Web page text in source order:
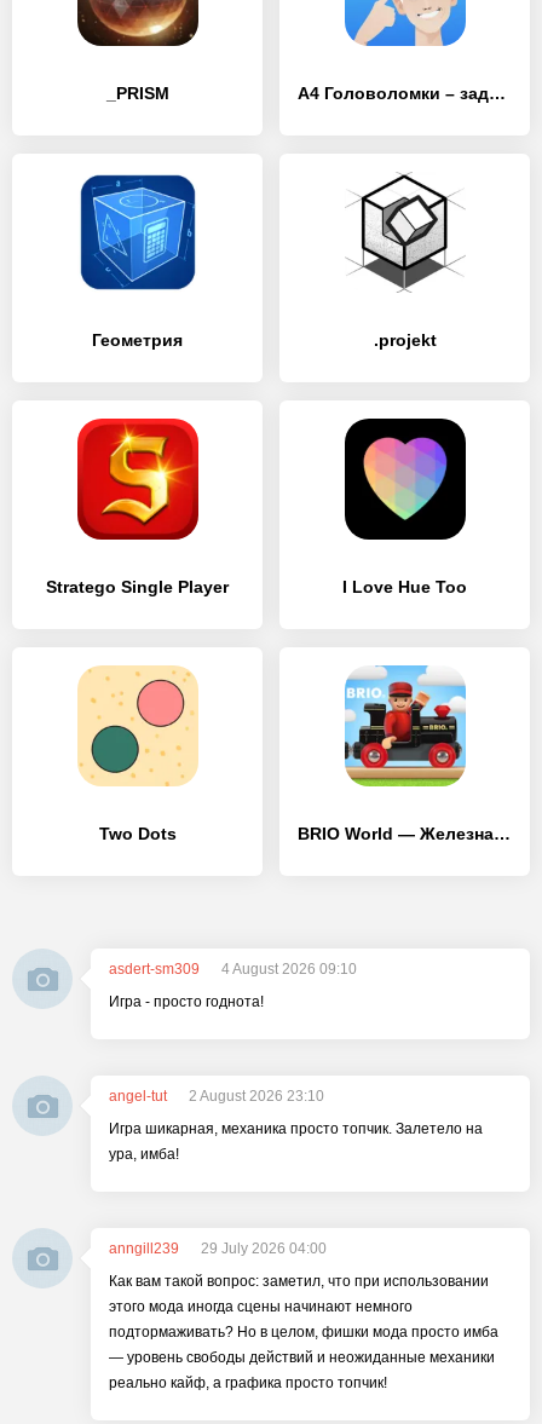
_PRISM А4 Головоломки – задачи на логику
Геометрия .projekt
Stratego Single Player I Love Hue Too
Two Dots BRIO World — Железная дорога
asdert-sm309
4 August 2026 09:10
Игра - просто годнота!
angel-tut
2 August 2026 23:10
Игра шикарная, механика просто топчик. Залетело на
ура, имба!
anngill239
29 July 2026 04:00
Как вам такой вопрос: заметил, что при использовании
этого мода иногда сцены начинают немного
подтормаживать? Но в целом, фишки мода просто имба
— уровень свободы действий и неожиданные механики
реально кайф, а графика просто топчик!